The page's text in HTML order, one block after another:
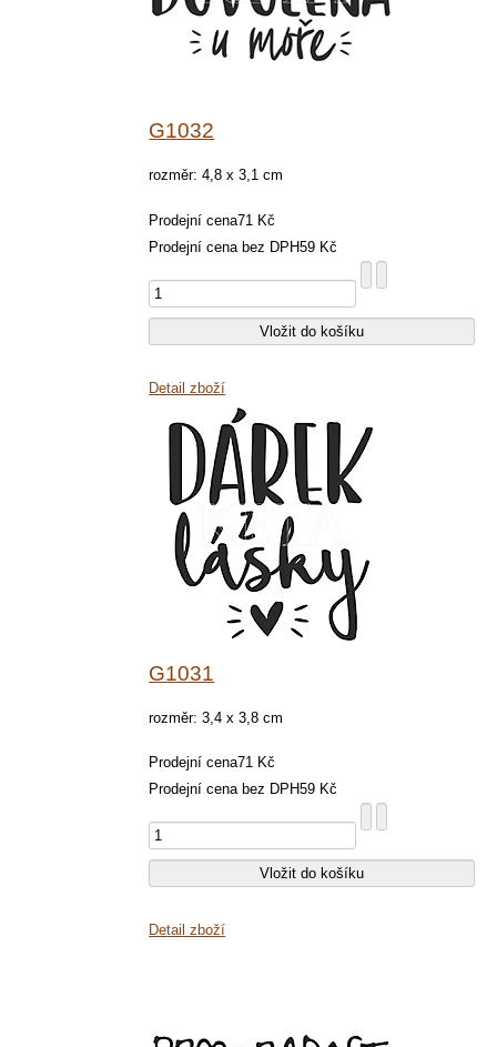
G1032
rozměr: 4,8 x 3,1 cm
Prodejní cena71 Kč
Prodejní cena bez DPH59 Kč
Detail zboží
G1031
rozměr: 3,4 x 3,8 cm
Prodejní cena71 Kč
Prodejní cena bez DPH59 Kč
Detail zboží